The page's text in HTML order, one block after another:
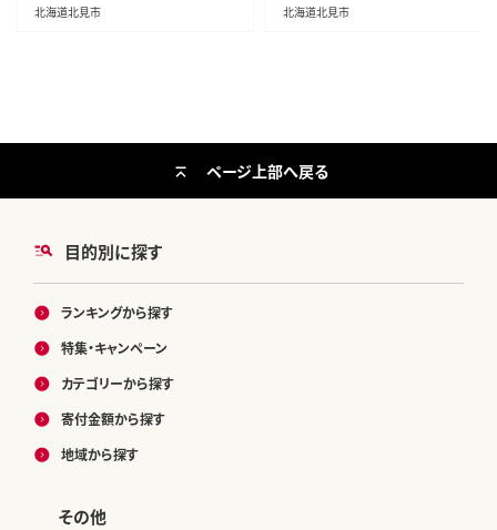
37-0016】
北海道北見市 北海道北見市
目的別に探す
ランキングから探す
特集・キャンペーン
カテゴリーから探す
寄付金額から探す
地域から探す
その他
ページ上部へ戻る